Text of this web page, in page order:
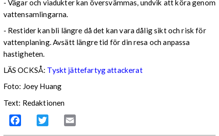
- Vägar och viadukter kan översvämmas, undvik att köra genom
vattensamlingarna.
- Restider kan bli längre då det kan vara dålig sikt och risk för
vattenplaning. Avsätt längre tid för din resa och anpassa
hastigheten.
LÄS OCKSÅ: Tyskt jättefartyg attackerat
Foto: Joey Huang
Text: Redaktionen
Facebook Twitter